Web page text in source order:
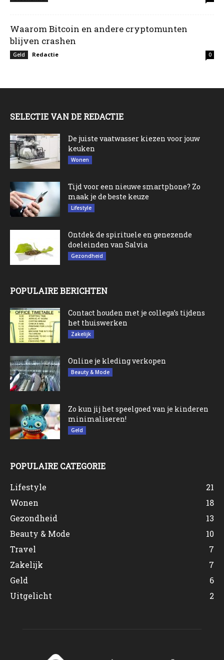
Waarom Bitcoin en andere cryptomunten
blijven crashen
Geld Redactie 0
SELECTIE VAN DE REDACTIE
De juiste vaatwasser kiezen voor jouw
keuken
Wonen
Tijd voor een nieuwe smartphone? Zo
maak je de beste keuze
Lifestyle
Ontdek de spirituele en genezende
doeleinden van Salvia
Gezondheid
POPULAIRE BERICHTEN
Contact houden met je collega’s tijdens
het thuiswerken
Zakelijk
Online je kleding verkopen
Beauty & Mode
Zo kun jij het speelgoed van je kinderen
minimaliseren!
Geld
POPULAIRE CATEGORIE
Lifestyle
21
Wonen
18
Gezondheid
13
Beauty & Mode
10
Travel
7
Zakelijk
7
Geld
6
Uitgelicht
2